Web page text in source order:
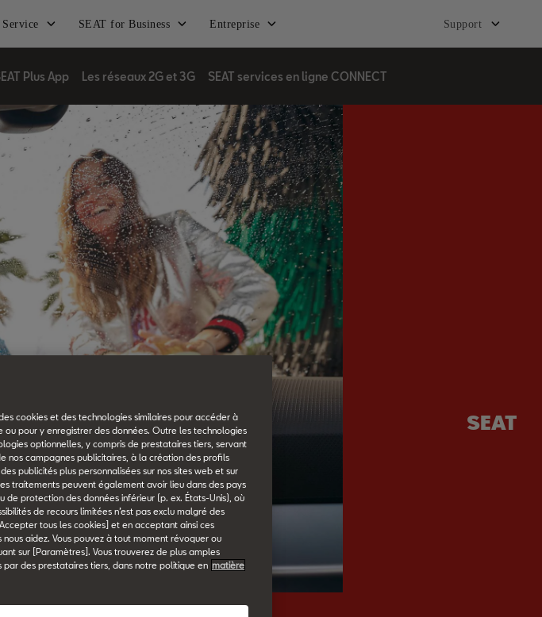
Service SEAT for Business Entreprise Support
Plus App Les réseaux 2G et 3G SEAT services en ligne CONNECT
SEAT
cookies et des technologies similaires pour accéder à
pour y enregistrer des données. Outre les technologies
optionnelles, y compris de prestataires tiers, servant
nos campagnes publicitaires, à la création des profils
publicités plus personnalisées sur nos sites web et sur
traitements peuvent également avoir lieu dans des pays
de protection des données inférieur (p. ex. États-Unis), où
de recours limitées n’est pas exclu malgré des
tous les cookies] et en acceptant ainsi ces
aidez. Vous pouvez à tout moment révoquer ou
sur [Paramètres]. Vous trouverez de plus amples
des prestataires tiers, dans notre politique en matière